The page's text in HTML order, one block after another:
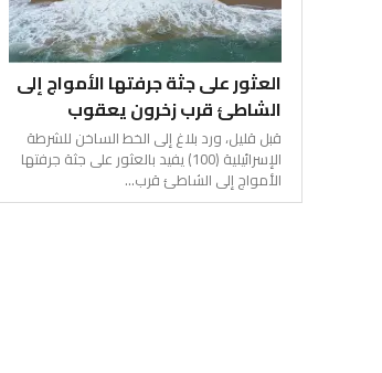
العثور على جثة جرفتها الأمواج إلى
الشاطئ قرب زخرون يعقوب
قبل قليل، ورد بلاغ إلى الخط الساخن للشرطة
الإسرائيلية (100) يفيد بالعثور على جثة جرفتها
الأمواج إلى الشاطئ قرب...